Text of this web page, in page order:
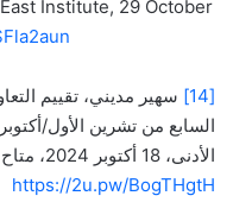
Institute, 29 October
[14]
سهير مديني، تقييم
السابع من تشرين الأول/
الأدنى، 18 أكتوبر 2024، متاح عبر الرابط التالي:
https://2u.pw/BogTHgtH